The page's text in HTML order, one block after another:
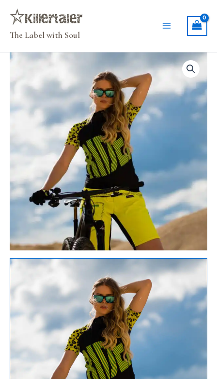
Inhalt
springen
The Label with Soul